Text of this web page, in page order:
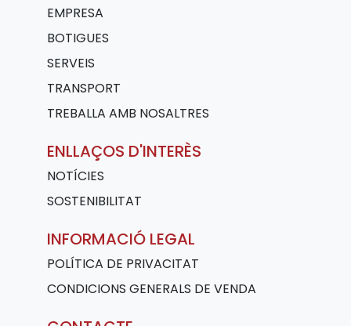
EMPRESA
BOTIGUES
SERVEIS
TRANSPORT
TREBALLA AMB NOSALTRES
ENLLAÇOS D'INTERÈS
NOTÍCIES
SOSTENIBILITAT
INFORMACIÓ LEGAL
POLÍTICA DE PRIVACITAT
CONDICIONS GENERALS DE VENDA